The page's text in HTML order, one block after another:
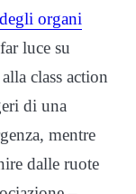
organi
luce su
class action
di una
mentre
dalle ruote